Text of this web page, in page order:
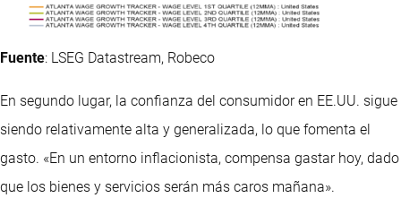
Fuente: LSEG Datastream, Robeco
En segundo lugar, la confianza del consumidor en EE.UU. sigue
siendo relativamente alta y generalizada, lo que fomenta el
gasto. «En un entorno inflacionista, compensa gastar hoy, dado
que los bienes y servicios serán más caros mañana».